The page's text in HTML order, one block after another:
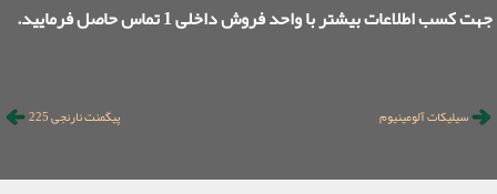
جهت کسب اطلاعات بیشتر با واحد فروش داخلی 1 تماس حاصل فرمایید.
سیلیکات آلومینیوم پیگمنت نارنجی 225